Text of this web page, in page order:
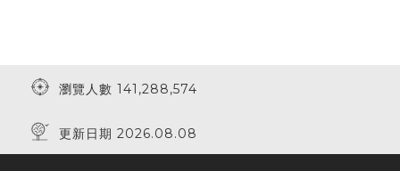
瀏覽人數 141,288,574
更新日期 2026.08.08